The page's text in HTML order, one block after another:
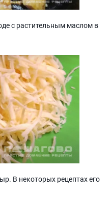
с растительным маслом в
В некоторых рецептах его